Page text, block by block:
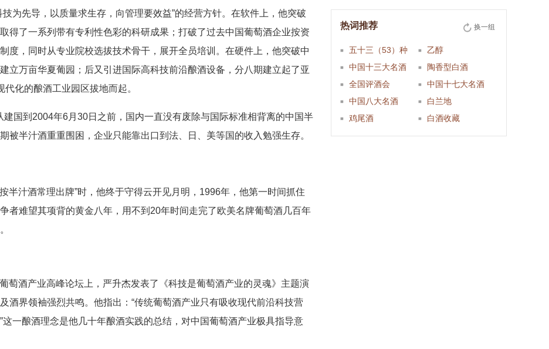
为先导，以质量求生存，向管理要效益”的经营方针。在软件上，他突破
得了一系列带有专利性色彩的科研成果；打破了过去中国葡萄酒企业按资
度，同时从专业院校选拔技术骨干，展开全员培训。在硬件上，他突破中
立万亩华夏葡园；后又引进国际高科技前沿酿酒设备，分八期建立起了亚
化的酿酒工业园区拔地而起。
国到2004年6月30日之前，国内一直没有废除与国际标准相背离的中国半
被半汁酒重重围困，企业只能靠出口到法、日、美等国的收入勉强生存。
汁酒常理出牌”时，他终于守得云开见月明，1996年，他第一时间抓住
者难望其项背的黄金八年，用不到20年时间走完了欧美名牌葡萄酒几百年
酒产业高峰论坛上，严升杰发表了《科技是葡萄酒产业的灵魂》主题演
酒界领袖强烈共鸣。他指出：“传统葡萄酒产业只有吸收现代前沿科技营
一酿酒理念是他几十年酿酒实践的总结，对中国葡萄酒产业极具指导意
换一组
热词推荐
五十三（53）种
乙醇
中国十三大名酒
陶香型白酒
全国评酒会
中国十七大名酒
中国八大名酒
白兰地
鸡尾酒
白酒收藏